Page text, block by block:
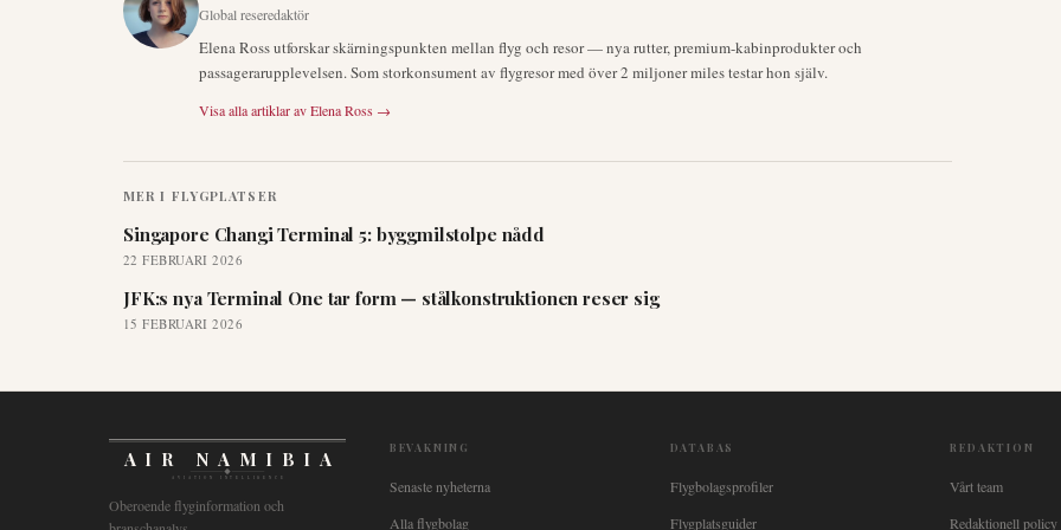
Global reseredaktör
Elena Ross utforskar skärningspunkten mellan flyg och resor — nya rutter, premium-kabinprodukter och
passagerarupplevelsen. Som storkonsument av flygresor med över 2 miljoner miles testar hon själv.
Visa alla artiklar avElena Ross →
MER I FLYGPLATSER
Singapore Changi Terminal 5: byggmilstolpe nådd
22 FEBRUARI 2026
JFK:s nya Terminal One tar form — stålkonstruktionen reser sig
15 FEBRUARI 2026
AIR NAMIBIA
AVIATION INTELLIGENCE
Oberoende flyginformation och
BEVAKNING
Senaste nyheterna
Alla flygbolag
DATABAS
Flygbolagsprofiler
Flygplatsguider
REDAKTION
Vårt team
Redaktionell policy